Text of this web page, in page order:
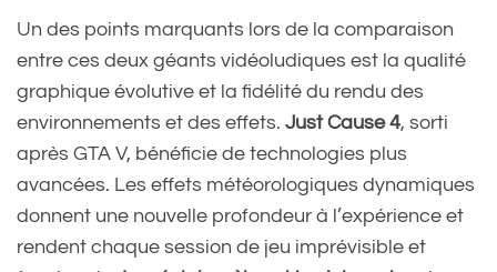
Un des points marquants lors de la comparaison
entre ces deux géants vidéoludiques est la qualité
graphique évolutive et la fidélité du rendu des
environnements et des effets. Just Cause 4, sorti
après GTA V, bénéficie de technologies plus
avancées. Les effets météorologiques dynamiques
donnent une nouvelle profondeur à l’expérience et
rendent chaque session de jeu imprévisible et